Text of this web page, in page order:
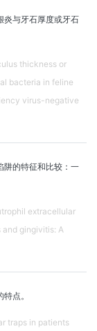
炎与牙石厚度或牙石
thickness or
bacteria in feline
virus-negative
阱的特征和比较：一
extracellular
and gingivitis: A
点。
traps in patients